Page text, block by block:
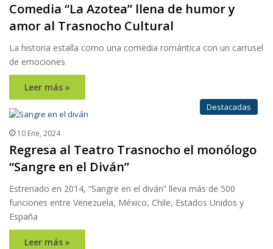
Comedia “La Azotea” llena de humor y
amor al Trasnocho Cultural
La historia estalla como una comedia romántica con un carrusel
de emociones
Leer más »
Destacadas
10 Ene, 2024
Regresa al Teatro Trasnocho el monólogo
“Sangre en el Diván”
Estrenado en 2014, “Sangre en el diván” lleva más de 500
funciones entre Venezuela, México, Chile, Estados Unidos y
España
Leer más »